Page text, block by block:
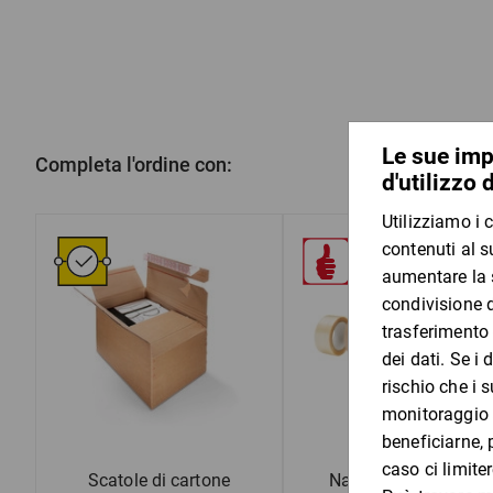
Completa l'ordine con:
Scatole di cartone
Nastro adesivo PVC